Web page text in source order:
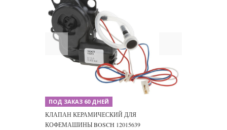
Previous
ПОД ЗАКАЗ 60 ДНЕЙ
КЛАПАН КЕРАМИЧЕСКИЙ ДЛЯ
КОФЕМАШИНЫ BOSCH 12015639